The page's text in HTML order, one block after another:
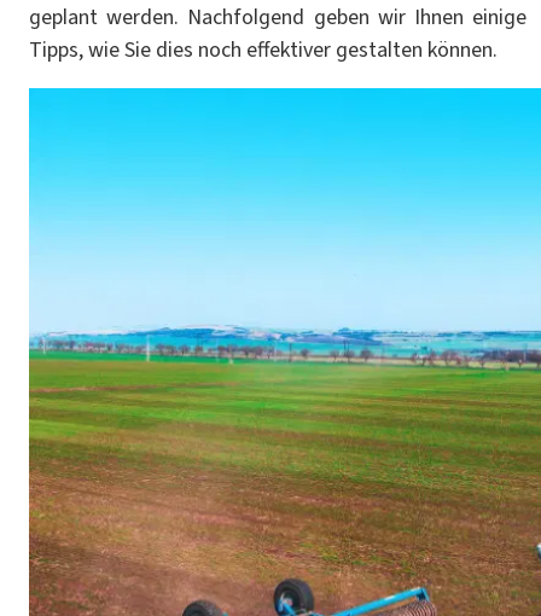
geplant werden. Nachfolgend geben wir Ihnen einige
Tipps, wie Sie dies noch effektiver gestalten können.